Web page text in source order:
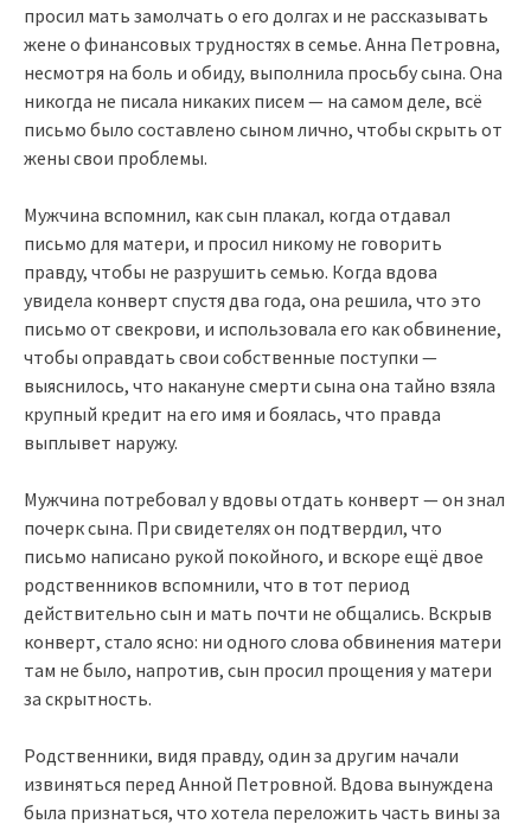
просил мать замолчать о его долгах и не рассказывать
жене о финансовых трудностях в семье. Анна Петровна,
несмотря на боль и обиду, выполнила просьбу сына. Она
никогда не писала никаких писем — на самом деле, всё
письмо было составлено сыном лично, чтобы скрыть от
жены свои проблемы.
Мужчина вспомнил, как сын плакал, когда отдавал
письмо для матери, и просил никому не говорить
правду, чтобы не разрушить семью. Когда вдова
увидела конверт спустя два года, она решила, что это
письмо от свекрови, и использовала его как обвинение,
чтобы оправдать свои собственные поступки —
выяснилось, что накануне смерти сына она тайно взяла
крупный кредит на его имя и боялась, что правда
выплывет наружу.
Мужчина потребовал у вдовы отдать конверт — он знал
почерк сына. При свидетелях он подтвердил, что
письмо написано рукой покойного, и вскоре ещё двое
родственников вспомнили, что в тот период
действительно сын и мать почти не общались. Вскрыв
конверт, стало ясно: ни одного слова обвинения матери
там не было, напротив, сын просил прощения у матери
за скрытность.
Родственники, видя правду, один за другим начали
извиняться перед Анной Петровной. Вдова вынуждена
была признаться, что хотела переложить часть вины за